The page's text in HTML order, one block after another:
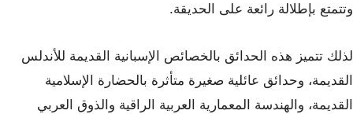
وتتمتع بإطلالة رائعة على الحديقة.
لذلك تتميز هذه الحدائق بالخصائص الإسبانية القديمة للأندلس
القديمة، وحدائق عائلية صغيرة متأثرة بالحضارة الإسلامية
القديمة، والهندسة المعمارية العربية الراقية والذوق العربي